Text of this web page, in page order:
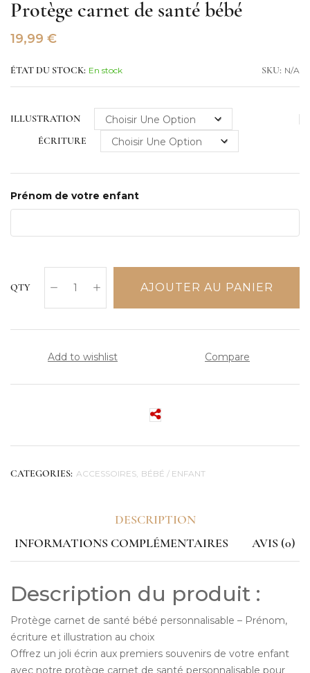
Protège carnet de santé bébé
19,99 €
ÉTAT DU STOCK: En stock SKU: N/A
ILLUSTRATION
ÉCRITURE
Prénom de votre enfant
QTY AJOUTER AU PANIER
Add to wishlist Compare
CATEGORIES: ACCESSOIRES BÉBÉ / ENFANT
DESCRIPTION
INFORMATIONS COMPLÉMENTAIRES
AVIS (0)
Description du produit :
Protège carnet de santé bébé personnalisable – Prénom,
écriture et illustration au choix
Offrez un joli écrin aux premiers souvenirs de votre enfant
avec notre protège carnet de santé personnalisable pour